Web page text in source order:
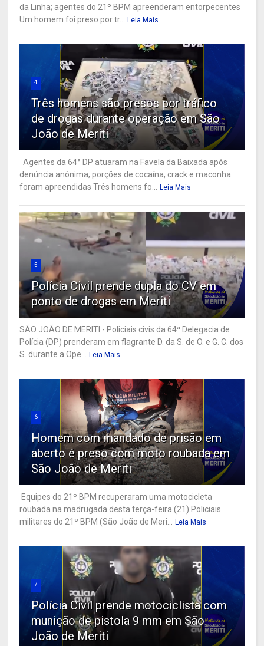
da Linha; agentes do 21º BPM apreenderam entorpecentes
Um homem foi preso por tr... Leia Mais
4
Três homens são presos por tráfico
de drogas durante operação em São
João de Meriti
Agentes da 64ª DP atuaram na Favela da Baixada após
denúncia anônima; porções de cocaína, crack e maconha
foram apreendidas Três homens fo... Leia Mais
5
Polícia Civil prende dupla do CV em
ponto de drogas em Meriti
SÃO JOÃO DE MERITI - Policiais civis da 64ª Delegacia de
Polícia (DP) prenderam em flagrante D. da S. de O. e G. C. dos
S. durante a Ope... Leia Mais
6
Homem com mandado de prisão em
aberto é preso com moto roubada em
São João de Meriti
Equipes do 21º BPM recuperaram uma motocicleta
roubada na madrugada desta terça-feira (21) Policiais
militares do 21º BPM (São João de Meri... Leia Mais
7
Polícia Civil prende motociclista com
munição de pistola 9 mm em São
João de Meriti